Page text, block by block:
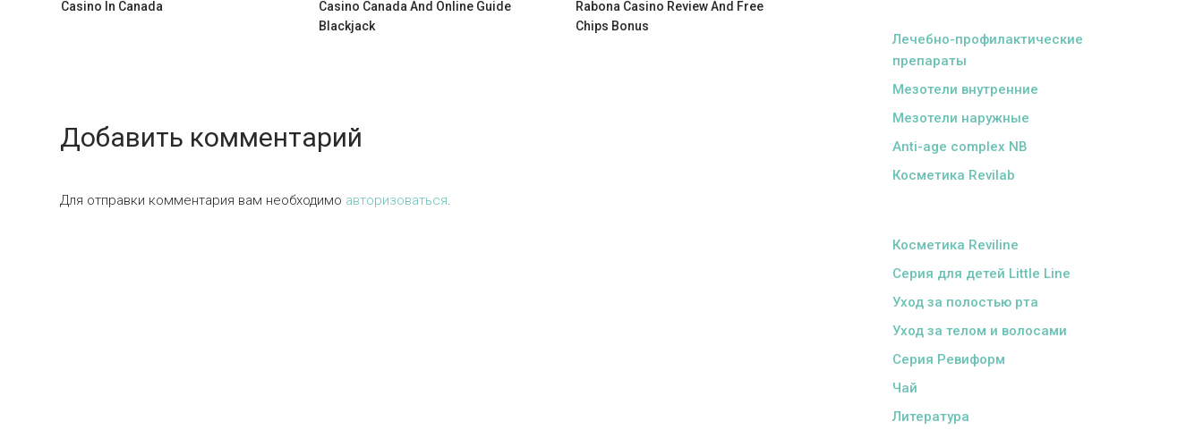
Casino In Canada
Casino Canada And Online Guide
Blackjack
Rabona Casino Review And Free
Chips Bonus
Добавить комментарий
Для отправки комментария вам необходимо авторизоваться.
Лечебно-профилактические
препараты
Мезотели внутренние
Мезотели наружные
Anti-age complex NB
Косметика Revilab
Косметика Reviline
Серия для детей Little Line
Уход за полостью рта
Уход за телом и волосами
Серия Ревиформ
Чай
Литература